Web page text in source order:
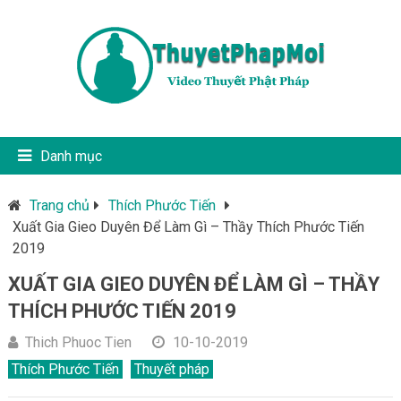
Danh mục
Trang chủ
Thích Phước Tiến
Xuất Gia Gieo Duyên Để Làm Gì – Thầy Thích Phước Tiến
2019
XUẤT GIA GIEO DUYÊN ĐỂ LÀM GÌ – THẦY
THÍCH PHƯỚC TIẾN 2019
Thich Phuoc Tien
10-10-2019
Thích Phước Tiến
Thuyết pháp